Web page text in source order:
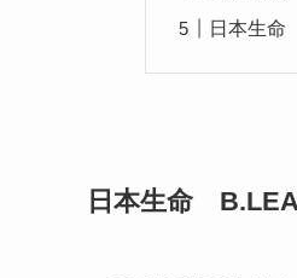
日本生
日本生命